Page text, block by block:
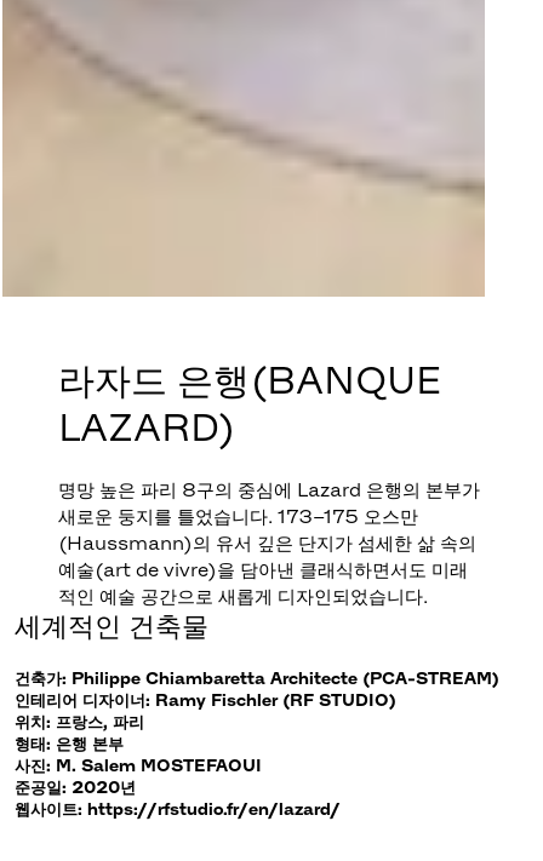
라자드 은행(BANQUE
LAZARD)
명망 높은 파리 8구의 중심에 Lazard 은행의 본부가
새로운 둥지를 틀었습니다. 173–175 오스만
(Haussmann)의 유서 깊은 단지가 섬세한 삶 속의
예술(art de vivre)을 담아낸 클래식하면서도 미래
적인 예술 공간으로 새롭게 디자인되었습니다.
세계적인 건축물
건축가: Philippe Chiambaretta Architecte (PCA-STREAM)
인테리어 디자이너: Ramy Fischler (RF STUDIO)
위치: 프랑스, 파리
형태: 은행 본부
사진: M. Salem MOSTEFAOUI
준공일: 2020년
웹사이트: https://rfstudio.fr/en/lazard/